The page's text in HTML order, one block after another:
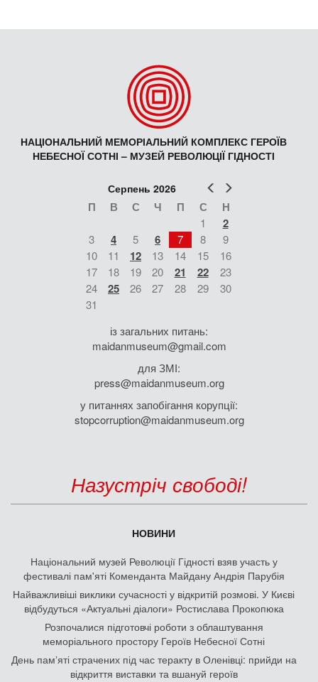
НАЦІОНАЛЬНИЙ МЕМОРІАЛЬНИЙ КОМПЛЕКС ГЕРОЇВ
НЕБЕСНОЇ СОТНІ – МУЗЕЙ РЕВОЛЮЦІЇ ГІДНОСТІ
Попер
Серпень 2026
П В С Ч П С Н
1 2
3 4 5 6 7 8
9
10
11 12 13 14 15
16
17
18 19 20 21 22
23
24
25 26 27 28 29
30
31
із загальних питань:
maidanmuseum@gmail.com
для ЗМІ:
press@maidanmuseum.org
у питаннях запобігання корупції:
stopcorruption@maidanmuseum.org
Назустріч свободі!
НОВИНИ
Національний музей Революції Гідності взяв участь у
фестивалі пам'яті Коменданта Майдану Андрія Парубія
Найважливіші виклики сучасності у відкритій розмові. У Києві
відбудуться «Актуальні діалоги» Ростислава Прокопюка
Розпочалися підготовчі роботи з облаштування
меморіального простору Героїв Небесної Сотні
День памʼяті страчених під час теракту в Оленівці: прийди на
відкриття виставки та вшануй героїв